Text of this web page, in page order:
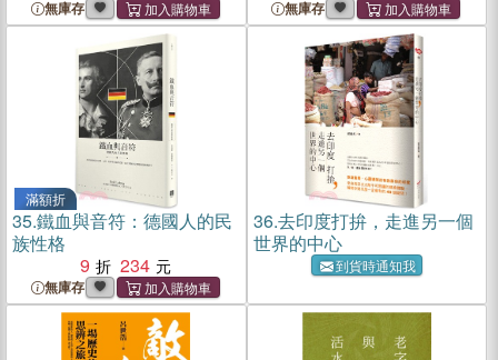
無庫存 無庫存
滿額折
35.鐵血與音符：德國人的民
族性格
9
234
無庫存
36.去印度打拚，走進另一個
世界的中心
到貨時通知我